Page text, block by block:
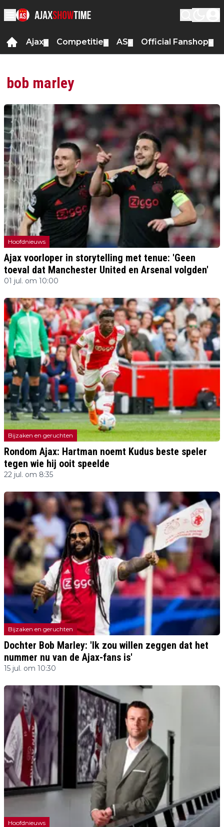
Ajax Competitie AS Official Fanshop
bob marley
Hoofdnieuws
Ajax voorloper in storytelling met tenue: 'Geen
toeval dat Manchester United en Arsenal volgden'
01 jul. om 10:00
Bijzaken en geruchten
Rondom Ajax: Hartman noemt Kudus beste speler
tegen wie hij ooit speelde
22 jul. om 8:35
Bijzaken en geruchten
Dochter Bob Marley: 'Ik zou willen zeggen dat het
nummer nu van de Ajax-fans is'
15 jul. om 10:30
Hoofdnieuws